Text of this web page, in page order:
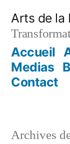
contenu
Arts de la
Accueil
Medias
Contact
Archives